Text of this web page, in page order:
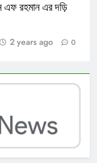
এফ রহমান এর দড়ি
2 years ago 0